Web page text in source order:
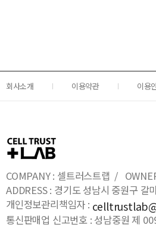
회사소개 이용약관 이용
COMPANY : 셀트러스트랩 /
ADDRESS : 경기도 성남시 중원구
개인정보관리책임자 :
통신판매업 신고번호 : 성남중원 제